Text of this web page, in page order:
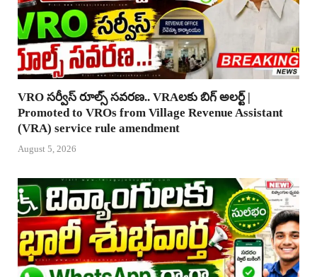
VRO సర్వీస్ రూల్స్ సవరణ.. VRAలకు బిగ్ అలర్ట్ |
Promoted to VROs from Village Revenue Assistant
(VRA) service rule amendment
August 5, 2026